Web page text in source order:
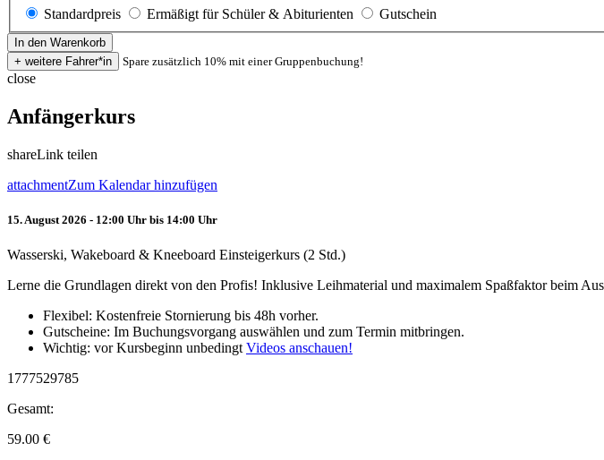
Standardpreis
Ermäßigt für Schüler & Abiturienten Gutschein
Spare zusätzlich 10% mit einer Gruppenbuchung!
close
Anfängerkurs
shareLink teilen
attachmentZum Kalendar hinzufügen
15. August 2026 - 12:00 Uhr bis 14:00 Uhr
Wasserski, Wakeboard & Kneeboard Einsteigerkurs (2 Std.)
Lerne die Grundlagen direkt von den Profis! Inklusive Leihmaterial und maximalem Spaßfaktor beim
Flexibel: Kostenfreie Stornierung bis 48h vorher.
Gutscheine: Im Buchungsvorgang auswählen und zum Termin mitbringen.
Wichtig: vor Kursbeginn unbedingt Videos anschauen!
1777529785
Gesamt:
59.00 €